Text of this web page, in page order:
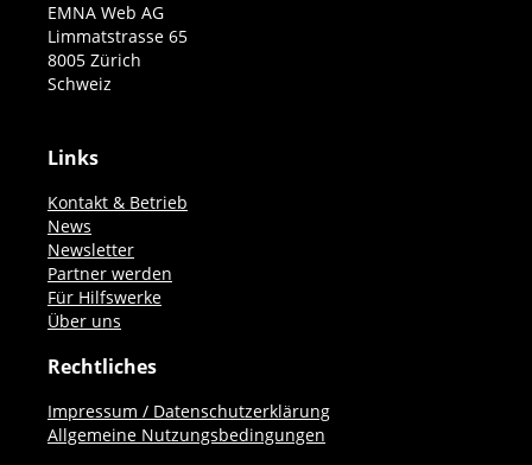
EMNA Web AG
Limmatstrasse 65
8005 Zürich
Schweiz
Links
Kontakt & Betrieb
News
Newsletter
Partner werden
Für Hilfswerke
Über uns
Rechtliches
Impressum / Datenschutzerklärung
Allgemeine Nutzungsbedingungen